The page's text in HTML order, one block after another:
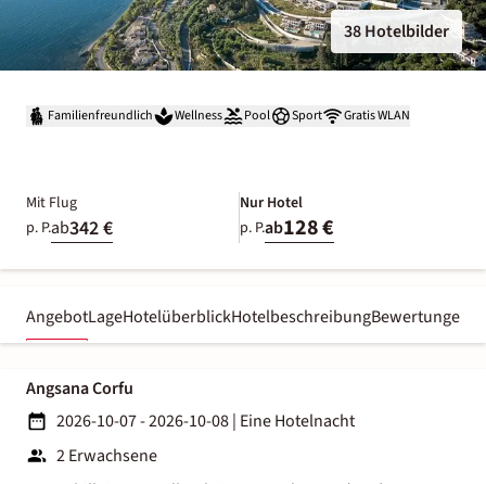
38 Hotelbilder
Familienfreundlich Wellness Pool Sport Gratis WLAN
Mit Flug
p. P.ab342 €
Nur Hotel
p. P.ab128 €
AngebotLageHotelüberblickHotelbeschreibungBewertungen
Angsana Corfu
2026-10-07 - 2026-10-08| Eine Hotelnacht
2 Erwachsene